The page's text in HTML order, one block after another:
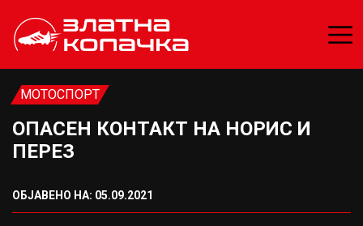
МОТОСПОРТ
ОПАСЕН КОНТАКТ НА НОРИС И
ПЕРЕЗ
ОБЈАВЕНО НА: 05.09.2021